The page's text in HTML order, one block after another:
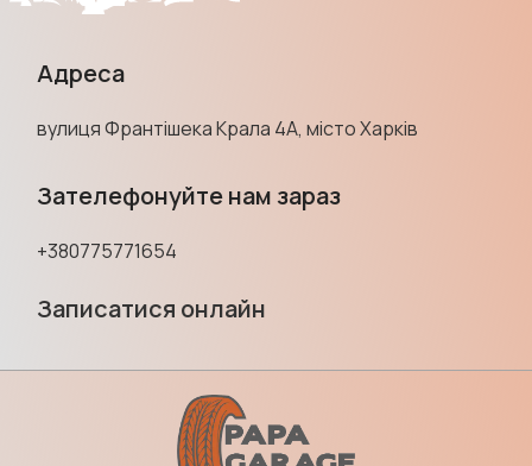
Адреса
вулиця Франтішека Крала 4А, місто Харків
Зателефонуйте нам зараз
+380775771654
Записатися онлайн